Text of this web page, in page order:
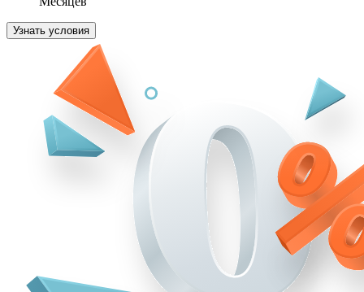
Узнать условия